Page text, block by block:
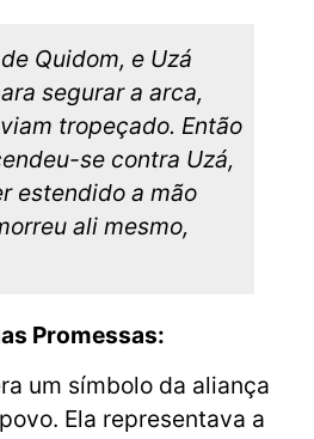
Quidom, e Uzá
segurar a arca,
tropeçado. Então
se contra Uzá,
estendido a mão
ali mesmo,
Promessas:
um símbolo da aliança
Ela representava a